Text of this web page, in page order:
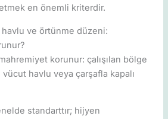
en önemli kriterdir.
ve örtünme düzeni:
korunur: çalışılan bölge
vücut havlu veya çarşafla kapalı
standarttır; hijyen